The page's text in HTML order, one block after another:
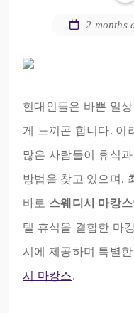
2 months
현대인들은 바쁜 일
게 느끼곤 합니다. 이
많은 사람들이 휴식
방법을 찾고 있으며,
바로 스웨디시 마캉스
텔 휴식을 결합한 마
시에 제공하며 특별
시 마캉스.